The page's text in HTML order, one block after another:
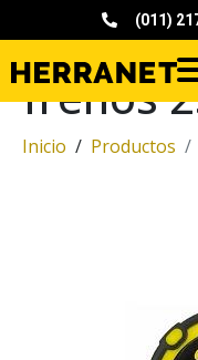
(011)
Cinta
frenos
Inicio Productos